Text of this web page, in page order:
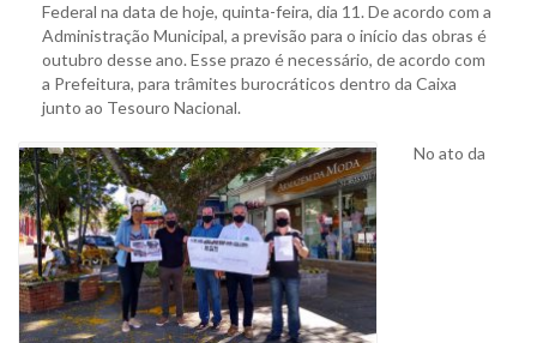
Federal na data de hoje, quinta-feira, dia 11. De acordo com a
Administração Municipal, a previsão para o início das obras é
outubro desse ano. Esse prazo é necessário, de acordo com
a Prefeitura, para trâmites burocráticos dentro da Caixa
junto ao Tesouro Nacional.
No ato da